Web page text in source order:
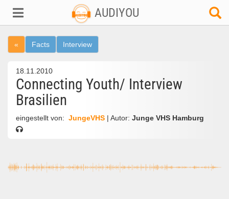
AUDIYOU
« Facts Interview
18.11.2010
Connecting Youth/ Interview
Brasilien
eingestellt von: JungeVHS | Autor: Junge VHS Hamburg